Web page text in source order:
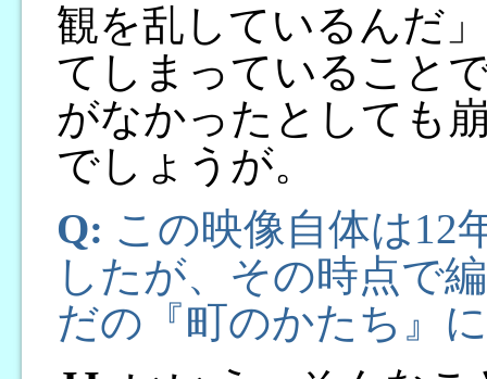
観を乱しているんだ
てしまっていること
がなかったとしても
でしょうが。
Q: この映像自体は12
したが、その時点で
だの『町のかたち』